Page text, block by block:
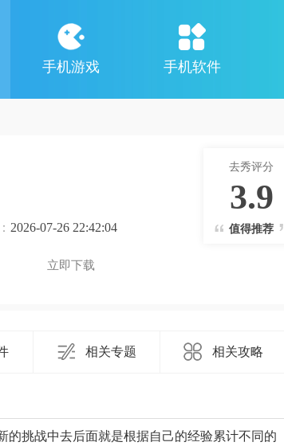
手机游戏 手机软件
2026-07-26 22:42:04
立即下载
去秀评分
3.9
值得推荐
相关专题 相关攻略
的挑战中去后面就是根据自己的经验累计不同的